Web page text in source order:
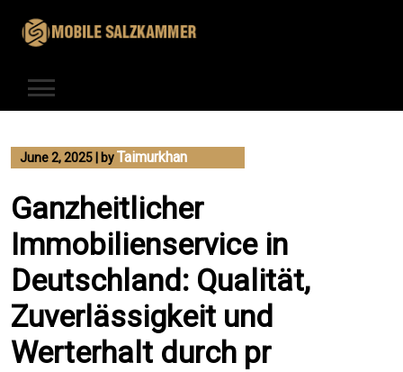
content
June 2, 2025 byTaimurkhan
Ganzheitlicher
Immobilienservice in
Deutschland: Qualität,
Zuverlässigkeit und
Werterhalt durch pr